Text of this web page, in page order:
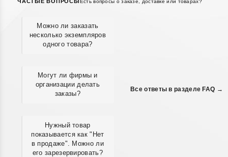
ЧАСТЫЕ ВОПРОСЫ Есть вопросы о заказе, доставке или товарах?
Можно ли заказать
несколько экземпляров
одного товара?
Могут ли фирмы и
организации делать
заказы?
Нужный товар
показывается как "Нет
в продаже". Можно ли
его зарезервировать?
Все ответы в разделе FAQ →